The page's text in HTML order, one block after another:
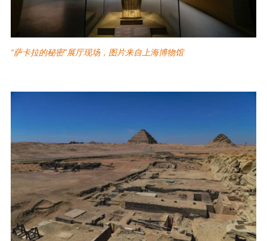
“萨卡拉的秘密”展厅现场，图片来自上海博物馆